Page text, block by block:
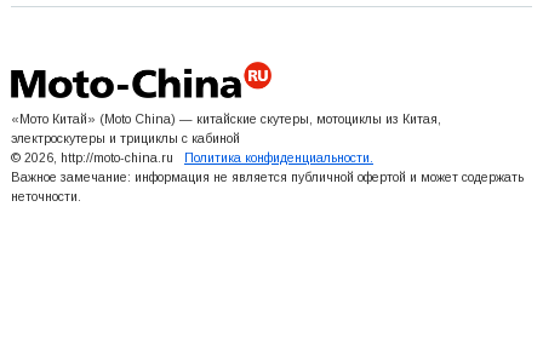
«Мото Китай» (Moto China) — китайские скутеры, мотоциклы из Китая,
электроскутеры и трициклы с кабиной
© 2026, http://moto-china.ru Политика конфиденциальности.
Важное замечание: информация не является публичной офертой и может содержать
неточности.